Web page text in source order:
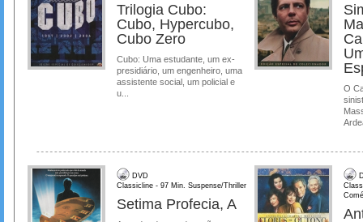
Trilogia Cubo:
Cubo, Hypercubo,
Cubo Zero
Cubo: Uma estudante, um ex-
presidiário, um engenheiro, uma
assistente social, um policial e
u...
O
DVD
Classicline - 97 Min. Suspense/Thriller
Setima Profecia, A